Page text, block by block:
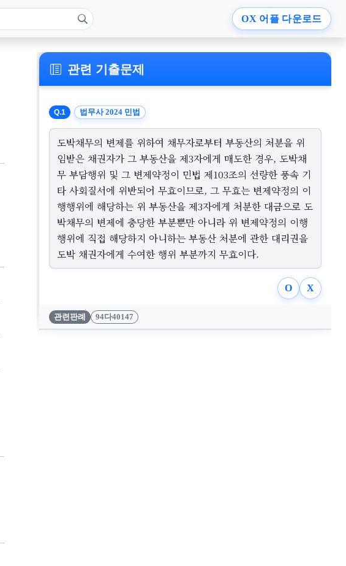
OX 어플 다운로드
관련 기출문제
Q.1 법무사 2024 민법
도박채무의 변제를 위하여 채무자로부터 부동산의 처분을 위
임받은 채권자가 그 부동산을 제3자에게 매도한 경우, 도박채
무 부담행위 및 그 변제약정이 민법 제103조의 선량한 풍속 기
타 사회질서에 위반되어 무효이므로, 그 무효는 변제약정의 이
행행위에 해당하는 위 부동산을 제3자에게 처분한 대금으로 도
박채무의 변제에 충당한 부분뿐만 아니라 위 변제약정의 이행
행위에 직접 해당하지 아니하는 부동산 처분에 관한 대리권을
도박 채권자에게 수여한 행위 부분까지 무효이다.
O X
관련판례 94다40147